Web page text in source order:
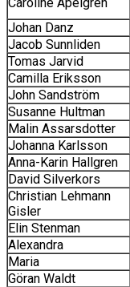
Johan Danz
Jacob Sunnliden
Tomas Jarvid
Camilla Eriksson
John Sandström
Susanne Hultman
Malin Assarsdotter
Johanna Karlsson
Anna-Karin Hallgren
David Silverkors
Christian Lehmann
Gisler
Elin Stenman
Alexandra
Maria
Göran Waldt